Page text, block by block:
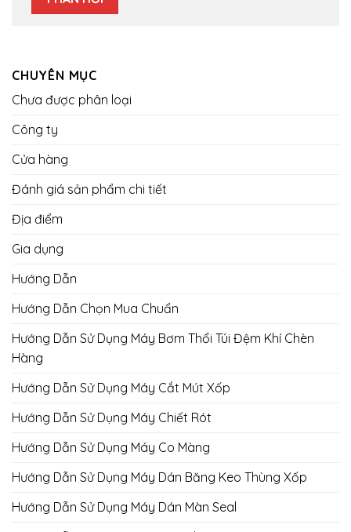
CHUYÊN MỤC
Chưa được phân loại
Công ty
Cửa hàng
Đánh giá sản phẩm chi tiết
Địa điểm
Gia dụng
Hướng Dẫn
Hướng Dẫn Chọn Mua Chuẩn
Hướng Dẫn Sử Dụng Máy Bơm Thổi Túi Đệm Khí Chèn
Hàng
Hướng Dẫn Sử Dụng Máy Cắt Mút Xốp
Hướng Dẫn Sử Dụng Máy Chiết Rót
Hướng Dẫn Sử Dụng Máy Co Màng
Hướng Dẫn Sử Dụng Máy Dán Băng Keo Thùng Xốp
Hướng Dẫn Sử Dụng Máy Dán Màn Seal